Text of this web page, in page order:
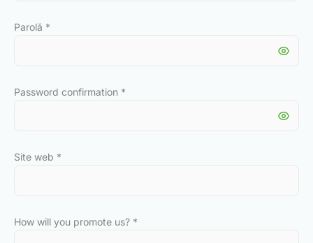
Parolă *
Password confirmation *
Site web *
How will you promote us? *